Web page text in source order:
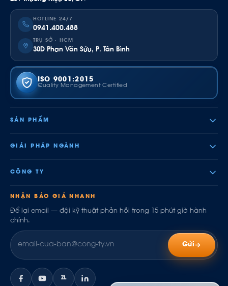
HOTLINE 24/7
0941.400.488
TRỤ SỞ · HCM
30D Phan Văn Sửu, P. Tân Bình
ISO 9001:2015
Quality Management Certified
SẢN PHẨM
GIẢI PHÁP NGÀNH
CÔNG TY
NHẬN BÁO GIÁ NHANH
Để lại email — đội kỹ thuật phản hồi trong 15 phút giờ hành
chính.
Gửi
ZL